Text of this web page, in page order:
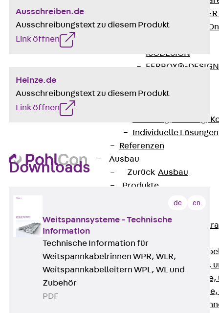
JORDAHL®
JORDAHL® JVB
ISODESIGN
FERBOX®-
Services
Beratung, Planung,
Individuelle Lösungen
Referenzen
Ausbau
Zurück Ausbau
Produkte
Produkte
Zurück
Zurück
R Kabelrinne,
RS
RG
RGM
Ausschreiben.de
Ausschreibungstext zu diesem Produkt
Link öffnen
Heinze.de
Ausschreibungstext zu diesem Produkt
Link öffnen
Downloads
de en
Weitspannsysteme - Technische
Information
Technische Information für
Weitspannkabelrinnen WPR, WLR,
Weitspannkabelleitern WPL, WL und
Zubehör
PDF